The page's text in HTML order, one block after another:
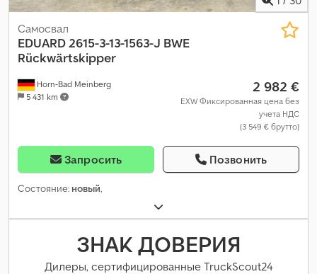
Horn-Bad Meinberg
5 431 km
Самосвал
EDUARD2615-3-13-1563-J BWE
Rückwärtskipper
2 982 €
EXW Фиксированная цена без
учета НДС
(3 549 € брутто)
Запросить Позвонить
Состояние: новый,
ЗНАК ДОВЕРИЯ
Дилеры, сертифицированные TruckScout24